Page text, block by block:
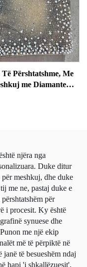
Përshtatshme, Me
me Diamante
njëra nga
Duke ditur
meshkuj, dhe duke
me ne, pastaj duke e
për
i procesit. Ky është
synuese dhe
me një ekip
më të përpiktë në
të besueshëm ndaj
hapi 'i shkallëzuesit',